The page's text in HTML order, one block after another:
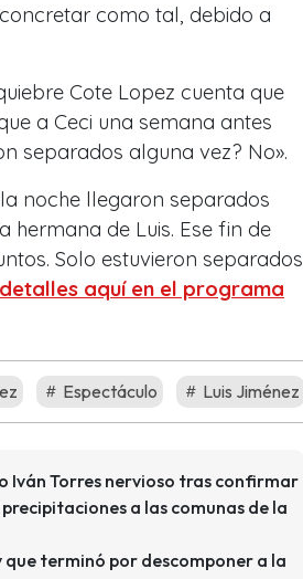
como tal, debido a
Cote Lopez cuenta que
a Ceci una semana antes
separados alguna vez? No».
noche llegaron separados
de Luis. Ese fin de
Solo estuvieron separados
aquí en el programa
Espectáculo Luis Jiménez
Iván Torres nervioso tras confirmar
a las comunas de la
que terminó por descomponer a la